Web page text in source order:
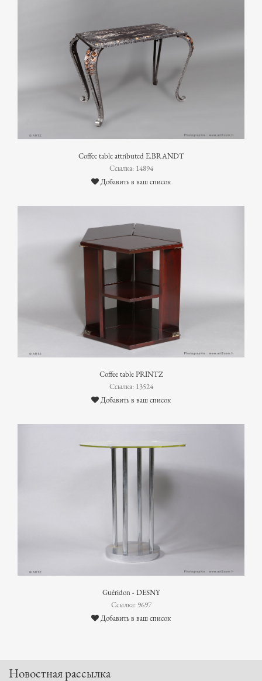
Coffee table attributed E.BRANDT
Ссылка: 14894
Добавить в ваш список
Coffee table PRINTZ
Ссылка: 13524
Добавить в ваш список
Guéridon - DESNY
Ссылка: 9697
Добавить в ваш список
Новостная рассылка